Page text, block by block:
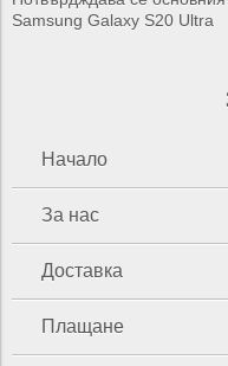
Samsung Galaxy S20 Ultra
Начало
За нас
Доставка
Плащане